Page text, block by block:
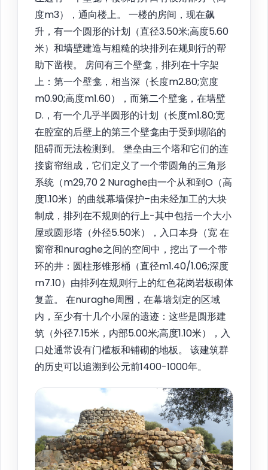
度m3），通向楼上。 一楼的房间，现在飙
升，有一个圆形的计划（直径3.50米;高度5.60
米）和墙壁建造与粗糙的块排列在规则行的帮
助下凿楔。 房间有三个壁龛，排列在十字架
上：第一个壁龛，相当深（长度m2.80;宽度
m0.90;高度m1.60），而第二个壁龛，在墙壁
D.，有一个几乎半圆形的计划（长度m1.80;宽
在腔室的后壁上的第三个壁龛由于受到塌陷的
阻碍而无法检测到。 堡垒由三个塔和它们的连
接窗帘组成，它们定义了一个带圆角的三角形
系统（m29,70 2 Nuraghe由一个从和到O（高
度1.10米）的曲线幕墙保护–由未经加工的大块
制成，排列在不规则的行上-其中包括一个大小
屋或圆形塔（外径5.50米），入口本身（宽 在
窗帘和nuraghe之间的空间中，挖出了一个带
环的井：圆柱形锥形桶（直径m1.40/1.06;深度
m7.10）由排列在规则行上的红色花岗岩板砌体
复盖。 在nuraghe周围，在幕墙划定的区域
内，至少有十几个小屋的遗迹：这些是圆形建
筑（外径7.15米，内部5.00米;高度1.10米），入
口处通常设有门槛板和铺砌的地板。 该建筑群
的历史可以追溯到公元前1400-1000年。